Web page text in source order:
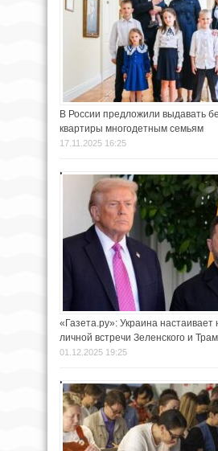
В России предложили выдавать
квартиры многодетным семьям
17.11.2025 16:25
«Газета.ру»: Украина настаивает
личной встречи Зеленского и
01.12.2025 19:25